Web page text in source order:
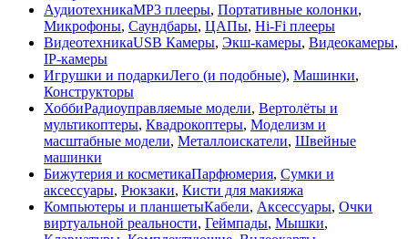
АудиотехникаMP3 плееры, Портативные колонки,
Микрофоны, Саундбары, ЦАПы, Hi-Fi плееры
ВидеотехникаUSB Камеры, Экш-камеры, Видеокамеры,
IP-камеры
Игрушки и подаркиЛего (и подобные), Машинки,
Конструкторы
ХоббиРадиоуправляемые модели, Вертолёты и
мультикоптеры, Квадрокоптеры, Моделизм и
масштабные модели, Металлоискатели, Швейные
машинки
Бижутерия и косметикаПарфюмерия, Сумки и
аксессуары, Рюкзаки, Кисти для макияжа
Компьютеры и планшетыКабели, Аксессуары, Очки
виртуальной реальности, Геймпады, Мышки,